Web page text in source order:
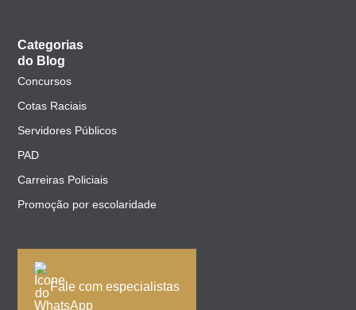
Categorias
do Blog
Concursos
Cotas Raciais
Servidores Públicos
PAD
Carreiras Policiais
Promoção por escolaridade
Fale com especialistas